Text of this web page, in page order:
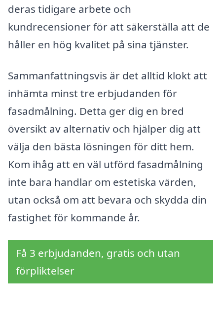
deras tidigare arbete och
kundrecensioner för att säkerställa att de
håller en hög kvalitet på sina tjänster.
Sammanfattningsvis är det alltid klokt att
inhämta minst tre erbjudanden för
fasadmålning. Detta ger dig en bred
översikt av alternativ och hjälper dig att
välja den bästa lösningen för ditt hem.
Kom ihåg att en väl utförd fasadmålning
inte bara handlar om estetiska värden,
utan också om att bevara och skydda din
fastighet för kommande år.
Få 3 erbjudanden, gratis och utan
förpliktelser